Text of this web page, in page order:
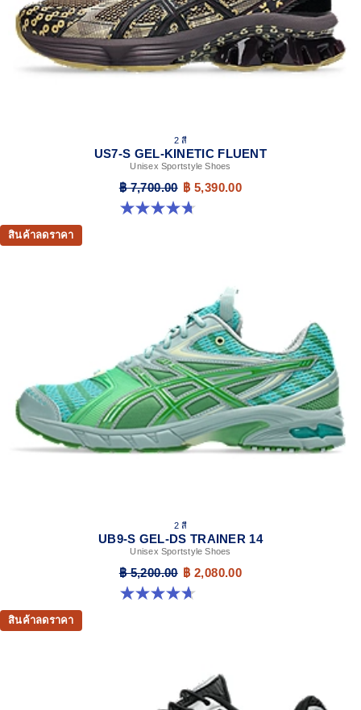
2 สี
US7-S GEL-KINETIC FLUENT
Unisex Sportstyle Shoes
฿ 7,700.00 ฿ 5,390.00
4.7 จาก 5 ดาว 18 รีวิว
สินค้าลดราคา
2 สี
UB9-S GEL-DS TRAINER 14
Unisex Sportstyle Shoes
฿ 5,200.00 ฿ 2,080.00
4.7 จาก 5 ดาว 93 รีวิว
สินค้าลดราคา